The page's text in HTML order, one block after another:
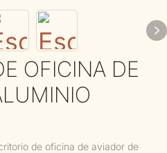
OFICINA DE
de oficina de aviador de